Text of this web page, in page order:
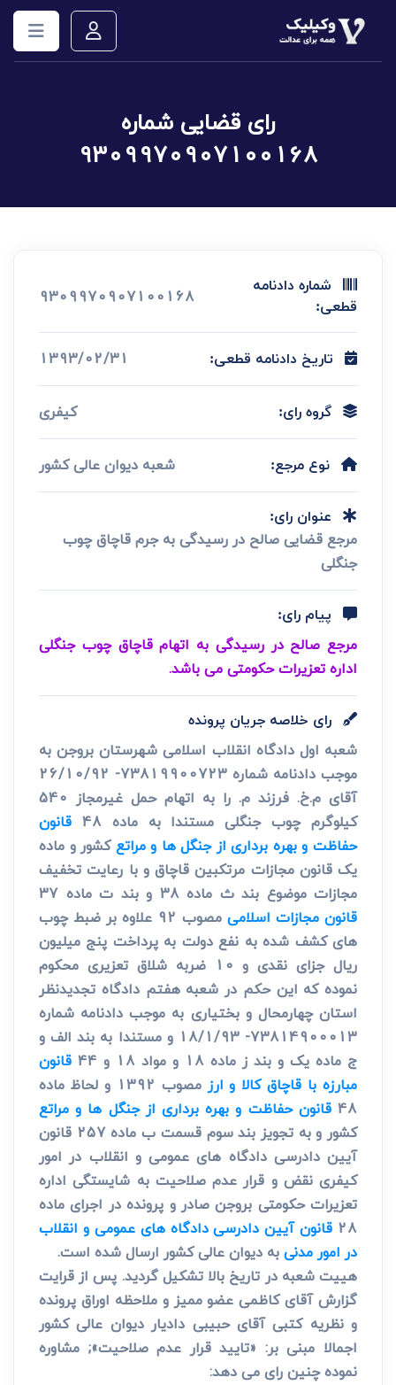
رای قضایی شماره
9309970907100168
شماره دادنامه
قطعی:
9309970907100168
تاریخ دادنامه قطعی: 1393/02/31
گروه رای: کیفری
نوع مرجع: شعبه دیوان عالی کشور
عنوان رای:
مرجع قضایی صالح در رسیدگی به جرم قاچاق چوب
جنگلی
پیام رای:
مرجع صالح در رسیدگی به اتهام قاچاق چوب جنگلی
اداره تعزیرات حکومتی می باشد.
رای خلاصه جریان پرونده
شعبه اول دادگاه انقلاب اسلامی شهرستان بروجن به
موجب دادنامه شماره 73819900723- 26/10/92
آقای م.خ. فرزند م. را به اتهام حمل غیرمجاز 540
کیلوگرم چوب جنگلی مستندا به ماده 48
قانون
حفاظت و بهره برداری از جنگل ها و مراتعکشور و ماده
یک قانون مجازات مرتکبین قاچاق و با رعایت تخفیف
مجازات موضوع بند ث ماده 38 و بند ت ماده 37
قانون مجازات اسلامی
مصوب 92 علاوه بر ضبط چوب
های کشف شده به نفع دولت به پرداخت پنج میلیون
ریال جزای نقدی و 10 ضربه شلاق تعزیری محکوم
نموده که این حکم در شعبه هفتم دادگاه تجدیدنظر
استان چهارمحال و بختیاری به موجب دادنامه شماره
73814900013- 18/1/93 و مستندا به بند الف و
ج ماده یک و بند ز ماده 18 و مواد 18 و 44
قانون
مبارزه با قاچاق کالا و ارز
مصوب 1392 و لحاظ ماده
48 قانون حفاظت و بهره برداری از جنگل ها و مراتع
کشور و به تجویز بند سوم قسمت ب ماده 257 قانون
آیین دادرسی دادگاه های عمومی و انقلاب در امور
کیفری نقض و قرار عدم صلاحیت به شایستگی اداره
تعزیرات حکومتی بروجن صادر و پرونده در اجرای ماده
28 قانون آیین دادرسی دادگاه های عمومی و انقلاب
در امور مدنیبه دیوان عالی کشور ارسال شده است.
هییت شعبه در تاریخ بالا تشکیل گردید. پس از قرایت
گزارش آقای کاظمی عضو ممیز و ملاحظه اوراق پرونده
و نظریه کتبی آقای حبیبی دادیار دیوان عالی کشور
اجمالا مبنی بر: «تایید قرار عدم صلاحیت»; مشاوره
نموده چنین رای می دهد: